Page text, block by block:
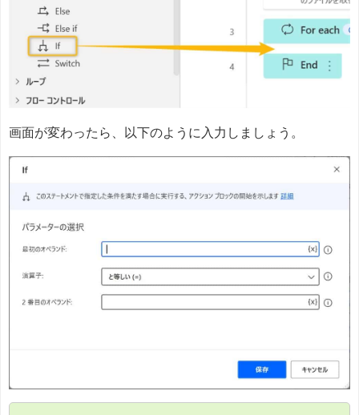
画面が変わったら、以下のように入力しましょう。